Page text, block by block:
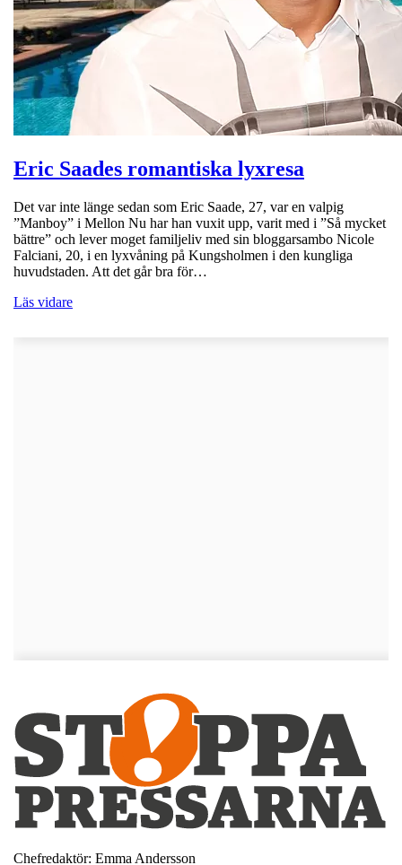
Eric Saades romantiska lyxresa
Det var inte länge sedan som Eric Saade, 27, var en valpig
”Manboy” i Mellon Nu har han vuxit upp, varit med i ”Så mycket
bättre” och lever moget familjeliv med sin bloggarsambo Nicole
Falciani, 20, i en lyxvåning på Kungsholmen i den kungliga
huvudstaden. Att det går bra för…
Läs vidare
Chefredaktör: Emma Andersson